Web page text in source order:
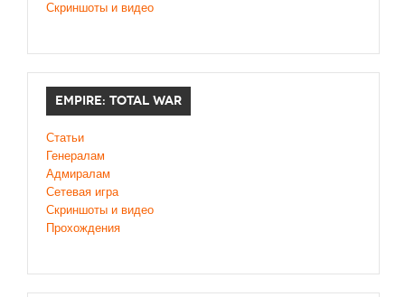
Скриншоты и видео
EMPIRE: TOTAL WAR
Статьи
Генералам
Адмиралам
Сетевая игра
Скриншоты и видео
Прохождения